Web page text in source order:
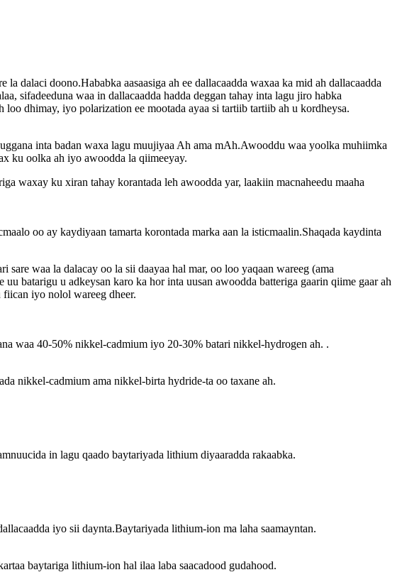
dalaci doono.Hababka aasaasiga ah ee dallacaadda waxaa ka mid ah dallacaadda
sifadeeduna waa in dallacaadda hadda deggan tahay inta lagu jiro habka
dhimay, iyo polarization ee mootada ayaa si tartiib tartiib ah u kordheysa.
inta badan waxa lagu muujiyaa Ah ama mAh.Awooddu waa yoolka muhiimka
ku oolka ah iyo awoodda la qiimeeyay.
waxay ku xiran tahay korantada leh awoodda yar, laakiin macnaheedu maaha
oo ay kaydiyaan tamarta korontada marka aan la isticmaalin.Shaqada kaydinta
waa la dalacay oo la sii daayaa hal mar, oo loo yaqaan wareeg (ama
batarigu u adkeysan karo ka hor inta uusan awoodda batteriga gaarin qiime gaar ah
iyo nolol wareeg dheer.
waa 40-50% nikkel-cadmium iyo 20-30% batari nikkel-hydrogen ah. .
nikkel-cadmium ama nikkel-birta hydride-ta oo taxane ah.
in lagu qaado baytariyada lithium diyaaradda rakaabka.
iyo sii daynta.Baytariyada lithium-ion ma laha saamayntan.
baytariga lithium-ion hal ilaa laba saacadood gudahood.